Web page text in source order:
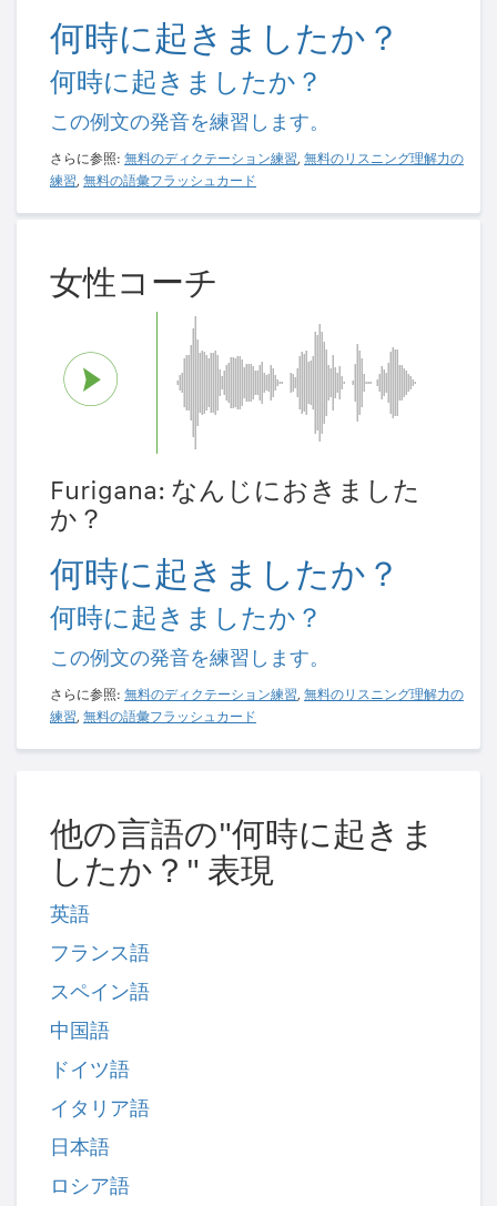
何時に起きましたか？
何時に起きましたか？
この例文の発音を練習します。
さらに参照: 無料のディクテーション練習, 無料のリスニング理解力の
練習, 無料の語彙フラッシュカード
女性コーチ
Furigana: なんじにおきました
か？
何時に起きましたか？
何時に起きましたか？
この例文の発音を練習します。
さらに参照: 無料のディクテーション練習, 無料のリスニング理解力の
練習, 無料の語彙フラッシュカード
他の言語の"何時に起きま
したか？" 表現
英語
フランス語
スペイン語
中国語
ドイツ語
イタリア語
日本語
ロシア語